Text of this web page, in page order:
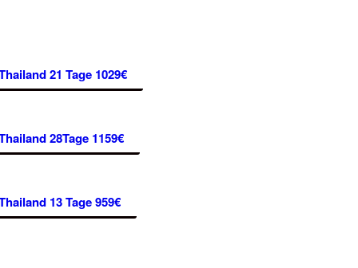
21 Tage 1029€
28Tage 1159€
13 Tage 959€